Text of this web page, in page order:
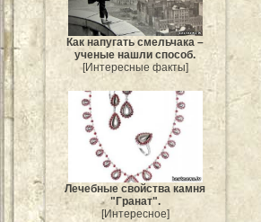
Как напугать смельчака –
ученые нашли способ.
[Интересные факты]
Лечебные свойства камня
"Гранат".
[Интересное]